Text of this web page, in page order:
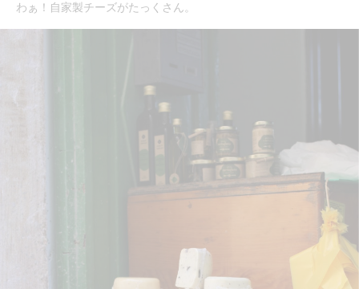
わぁ！自家製チーズがたっくさん。